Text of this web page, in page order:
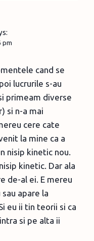
pm
cand se
lucrurile s-au
primeam diverse
si n-a mai
cere cate
la mine ca a
nisip kinetic nou.
kinetic. Dar ala
de-al ei. E mereu
apare la
eu ii tin teorii si ca
si pe alta ii